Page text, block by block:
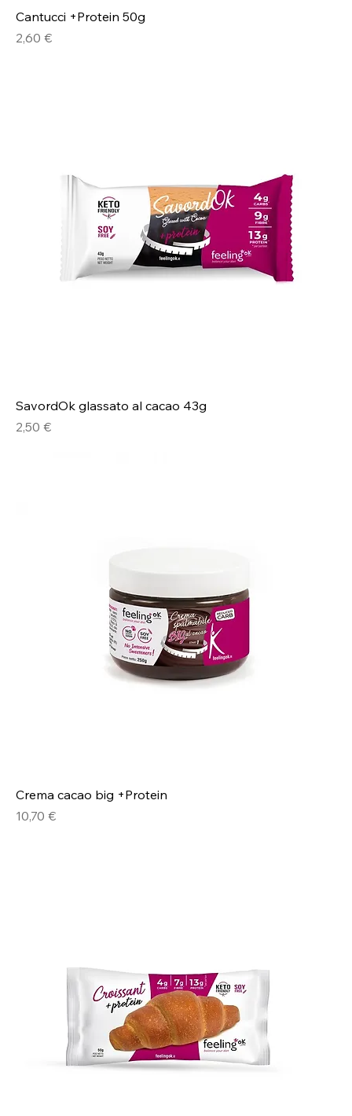
Cantucci +Protein 50g
Prezzo
2,60 €
SavordOk glassato al cacao 43g
Prezzo
2,50 €
Crema cacao big +Protein
Prezzo
10,70 €